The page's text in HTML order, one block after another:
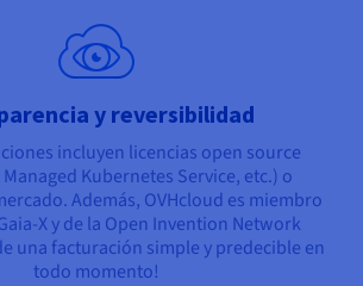
y reversibilidad
incluyen licencias open source
Kubernetes Service, etc.) o
Además, OVHcloud es miembro
X y de la Open Invention Network
una facturación simple y predecible en
todo momento!